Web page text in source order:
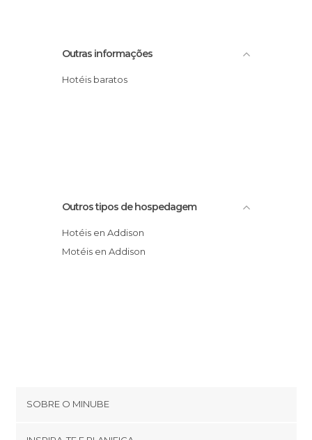
Outras informações
Hotéis baratos
Outros tipos de hospedagem
Hotéis en Addison
Motéis en Addison
SOBRE O MINUBE